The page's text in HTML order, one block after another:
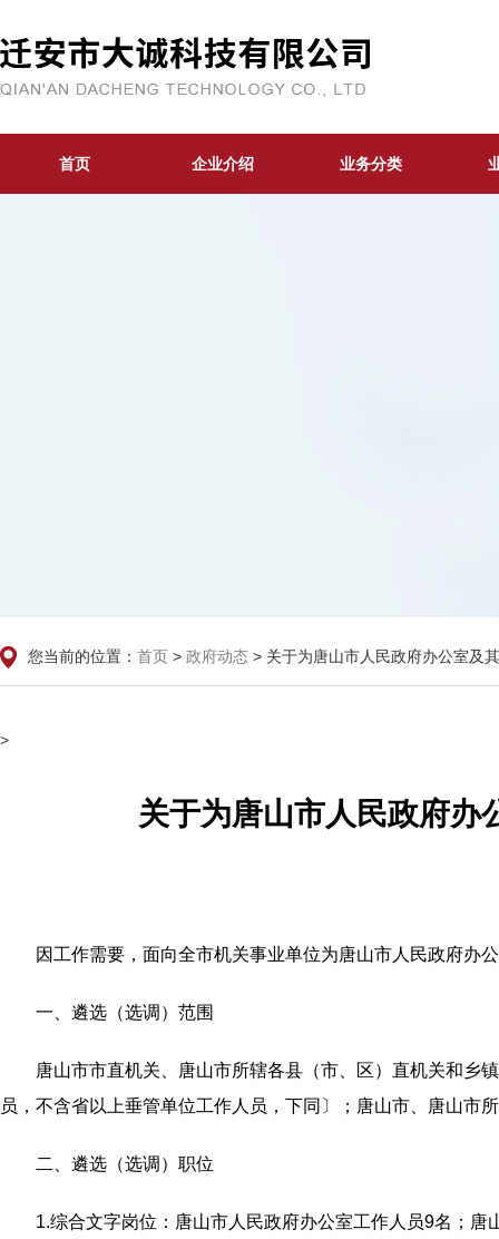
首页 企业介绍 业务分类
您当前的位置： 首页 > 政府动态 > 关于为唐山市人民政府办公室及
>
关于为唐山市人民政府办
因工作需要，面向全市机关事业单位为唐山市人民政府办
一、遴选（选调）范围
唐山市市直机关、唐山市所辖各县（市、区）直机关和乡
员，不含省以上垂管单位工作人员，下同〕；唐山市、唐山市
二、遴选（选调）职位
1.综合文字岗位：唐山市人民政府办公室工作人员9名；